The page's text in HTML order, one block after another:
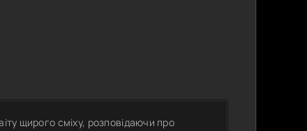
щирого сміху, розповідаючи про